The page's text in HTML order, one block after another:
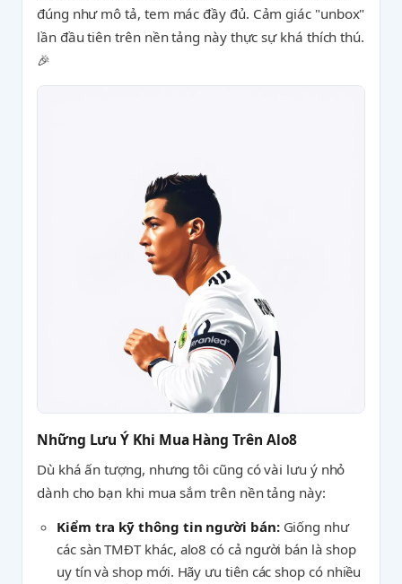
đúng như mô tả, tem mác đầy đủ. Cảm giác "unbox"
lần đầu tiên trên nền tảng này thực sự khá thích thú.
🎉
Những Lưu Ý Khi Mua Hàng Trên Alo8
Dù khá ấn tượng, nhưng tôi cũng có vài lưu ý nhỏ
dành cho bạn khi mua sắm trên nền tảng này:
Kiểm tra kỹ thông tin người bán:Giống như
các sàn TMĐT khác, alo8 có cả người bán là shop
uy tín và shop mới. Hãy ưu tiên các shop có nhiều